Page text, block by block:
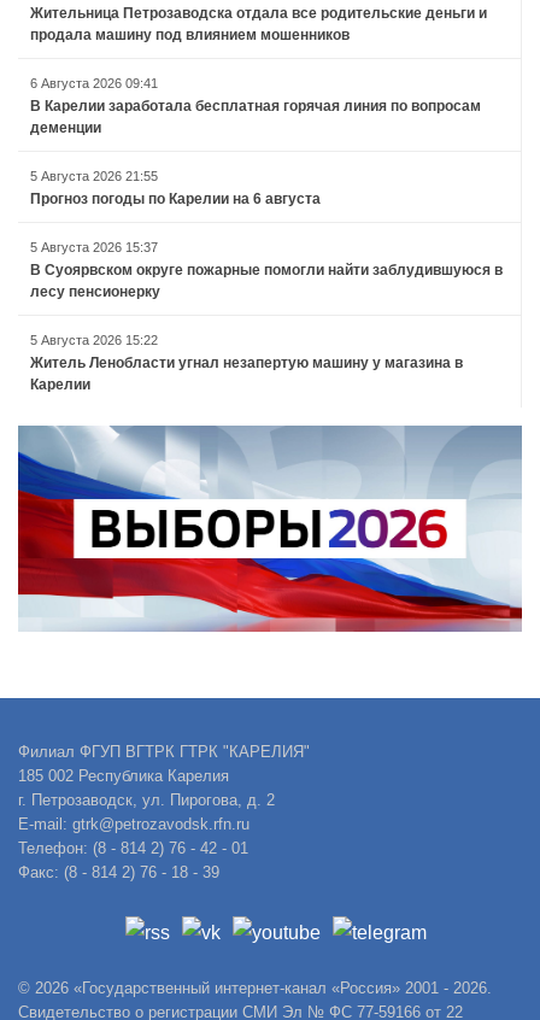
Жительница Петрозаводска отдала все родительские деньги и
продала машину под влиянием мошенников
6 Августа 2026 09:41
В Карелии заработала бесплатная горячая линия по вопросам
деменции
5 Августа 2026 21:55
Прогноз погоды по Карелии на 6 августа
5 Августа 2026 15:37
В Суоярвском округе пожарные помогли найти заблудившуюся в
лесу пенсионерку
5 Августа 2026 15:22
Житель Ленобласти угнал незапертую машину у магазина в
Карелии
Филиал ФГУП ВГТРК ГТРК "КАРЕЛИЯ"
185 002 Республика Карелия
г. Петрозаводск, ул. Пирогова, д. 2
E-mail: gtrk@petrozavodsk.rfn.ru
Телефон: (8 - 814 2) 76 - 42 - 01
Факс: (8 - 814 2) 76 - 18 - 39
© 2026 «Государственный интернет-канал «Россия» 2001 - 2026.
Свидетельство о регистрации СМИ Эл № ФС 77-59166 от 22